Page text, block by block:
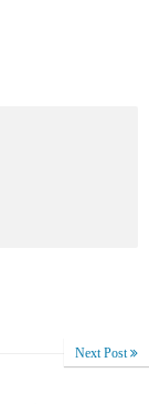
Next Post